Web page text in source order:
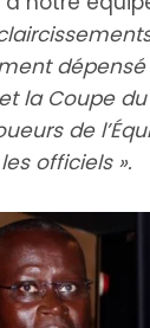
la Coupe
de
officiels ».